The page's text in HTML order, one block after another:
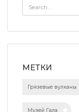
МЕТКИ
Грязевые вулканы
Музей Гала